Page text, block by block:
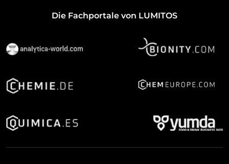
Die Fachportale von LUMITOS